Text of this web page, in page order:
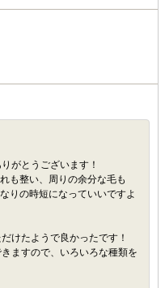
がとうございます！
も整い、周りの余分な毛も
りの時短になっていいですよ
けたようで良かったです！
ますので、いろいろな種類を